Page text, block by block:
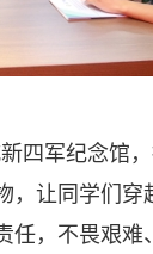
四军纪念馆
让同学们
，不畏艰